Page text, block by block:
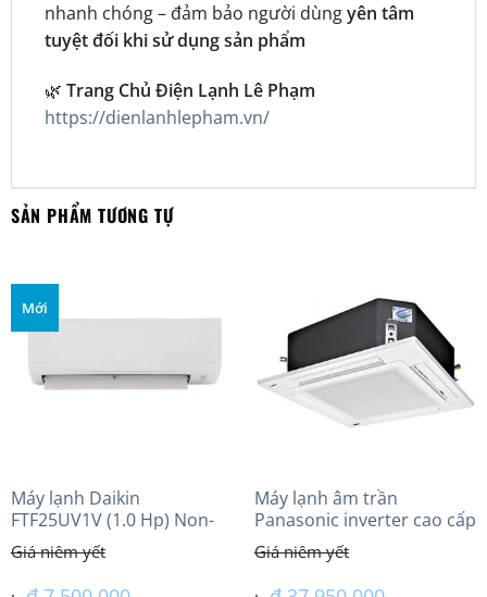
nhanh chóng – đảm bảo người dùngyên tâm
tuyệt đối khi sử dụng sản phẩm
🌿 Trang Chủ Điện Lạnh Lê Phạm
https://dienlanhlepham.vn/
SẢN PHẨM TƯƠNG TỰ
Mới
Máy lạnh Daikin
FTF25UV1V (1.0 Hp) Non-
inverter Thái lan
Máy lạnh âm trần
Panasonic inverter cao cấp
(4.0Hp) S-3448PU3HA/U-
34PRH1H5